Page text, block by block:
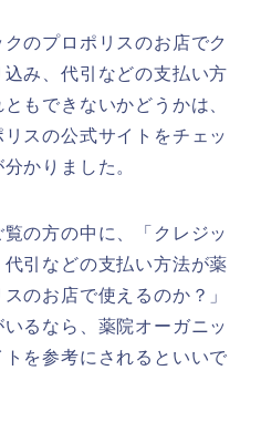
のプロポリスのお店でク
み、代引などの支払い方
もできないかどうかは、
スの公式サイトをチェッ
かりました。
の方の中に、「クレジッ
引などの支払い方法が薬
のお店で使えるのか？」
るなら、薬院オーガニッ
を参考にされるといいで